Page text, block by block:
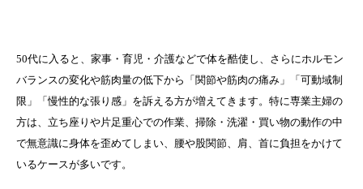
50代に入ると、家事・育児・介護などで体を酷使し、さらにホルモン
バランスの変化や筋肉量の低下から「関節や筋肉の痛み」「可動域制
限」「慢性的な張り感」を訴える方が増えてきます。特に専業主婦の
方は、立ち座りや片足重心での作業、掃除・洗濯・買い物の動作の中
で無意識に身体を歪めてしまい、腰や股関節、肩、首に負担をかけて
いるケースが多いです。